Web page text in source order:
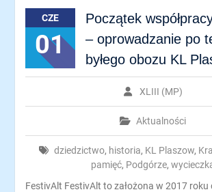
CZE
01
Początek
– oprowadzanie po
byłego obozu KL
XLIII (MP)
Aktualności
dziedzictwo, historia, KL Plaszow,
pamięć, Podgórze,
FestivAlt FestivAlt to założona w 2017 roku